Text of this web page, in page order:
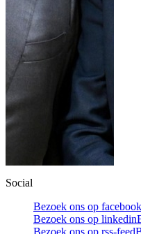
Social
Bezoek ons op facebook
Bezoek ons op linkedin
Bezoek ons op rss-feed